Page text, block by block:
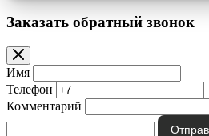
Заказать обратный звонок
Имя
Телефон
Комментарий